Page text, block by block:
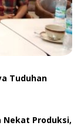
Tuduhan
Nekat Produksi,